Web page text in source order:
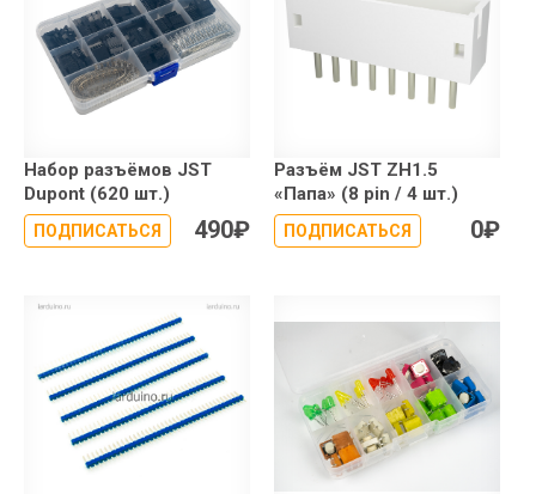
Набор разъёмов JST
Dupont (620 шт.)
ПОДПИСАТЬСЯ 490₽
Разъём JST ZH1.5
«Папа» (8 pin / 4 шт.)
ПОДПИСАТЬСЯ 0₽